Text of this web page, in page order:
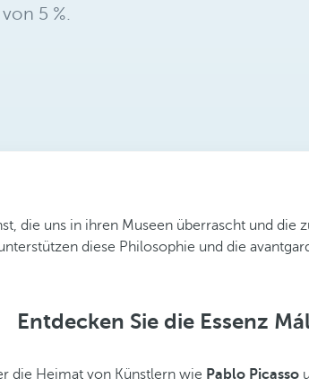
5 %.
die uns in ihren Museen überrascht und
diese Philosophie und die
Entdecken Sie die Essenz
die Heimat von Künstlern wie Pablo Picasso